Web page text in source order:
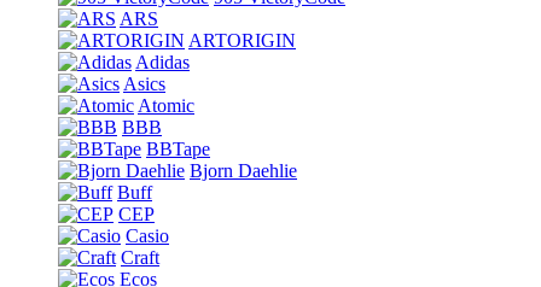
ARS
ARTORIGIN
Adidas
Asics
Atomic
BBB
BBTape
Bjorn Daehlie
Buff
CEP
Casio
Craft
Ecos